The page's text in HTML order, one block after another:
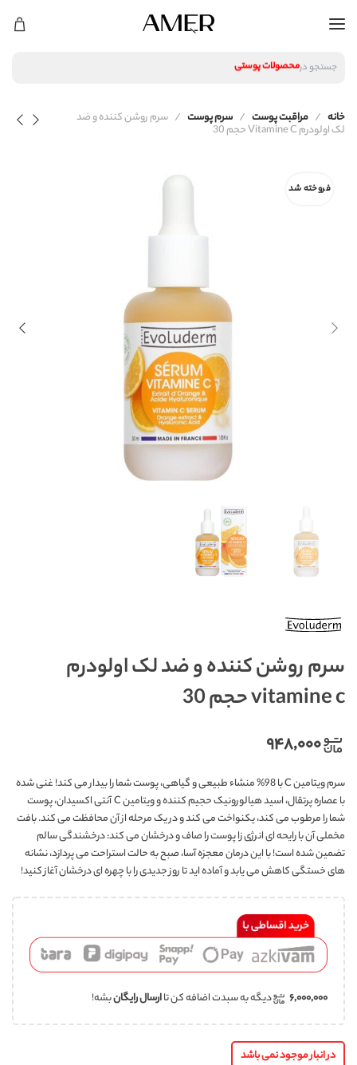
جستجو درمحصولات مراقبت مو
محصولات پوستی
خانه مراقبت پوست سرم پوست سرم روشن کننده و ضد
لک اولودرم Vitamine C حجم 30
فروخته شد
سرم روشن کننده و ضد لک اولودرم
vitamine c حجم 30
۹۴۸,۰۰۰
سرم ویتامین C با 98% منشاء طبیعی و گیاهی، پوست شما را بیدار می کند! غنی شده
با عصاره پرتقال، اسید هیالورونیک حجیم کننده و ویتامین C آنتی اکسیدان، پوست
شما را مرطوب می کند، یکنواخت می کند و در یک مرحله از آن محافظت می کند. بافت
مخملی آن با رایحه ای انرژی زا پوست را صاف و درخشان می کند: درخشندگی سالم
تضمین شده است! با این درمان معجزه آسا، صبح به حالت استراحت می پردازد، نشانه
های خستگی کاهش می یابد و آماده اید تا روز جدیدی را با چهره ای درخشان آغاز کنید!
۶,۰۰۰,۰۰۰ دیگه به سبدت اضافه کن تاارسال رایگانبشه!
در انبار موجود نمی باشد